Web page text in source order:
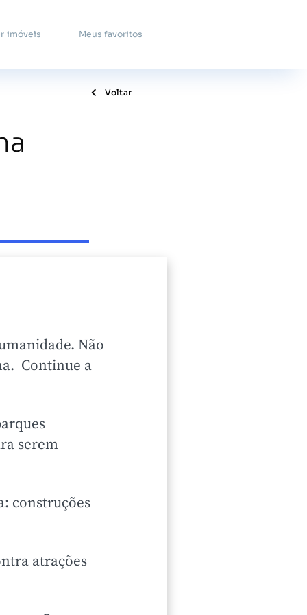
imóveis Meus favoritos
Voltar
Não
Continue a
serem
construções
atrações